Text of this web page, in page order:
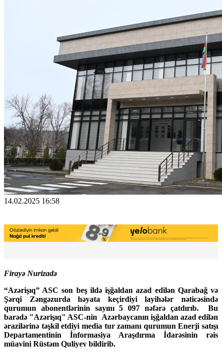
14.02.2025 16:58
Firayə Nurizadə
“Azərişıq” ASC son beş ildə işğaldan azad edilən Qarabağ və
Şərqi Zəngəzurda həyata keçirdiyi layihələr nəticəsində
qurumun abonentlərinin sayını 5 097 nəfərə çatdırıb. Bu
barədə "Azərişıq" ASC-nin Azərbaycanın işğaldan azad edilən
ərazilərinə təşkil etdiyi media tur zamanı qurumun Enerji satışı
Departamentinin İnformasiya Araşdırma İdarəsinin rəis
müavini Rüstəm Quliyev bildirib.